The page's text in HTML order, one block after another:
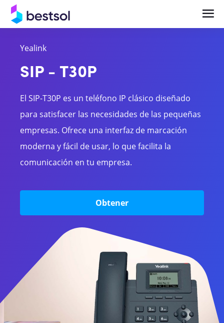
Empresariales
Videocolaboración y Salas de Reunión
Inteligentes
Bases celulares
Videocolaboración
Intercomunicador
Perifoneos
Yealink
SIP - T30P
El SIP-T30P es un teléfono IP clásico diseñado
para satisfacer las necesidades de las pequeñas
empresas. Ofrece una interfaz de marcación
moderna y fácil de usar, lo que facilita la
comunicación en tu empresa.
Obtener